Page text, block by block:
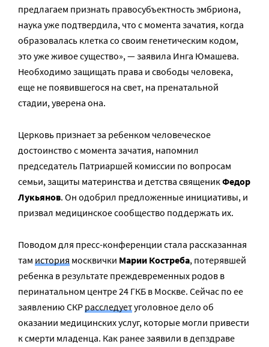
предлагаем признать правосубъектность эмбриона,
наука уже подтвердила, что с момента зачатия, когда
образовалась клетка со своим генетическим кодом,
это уже живое существо», — заявила Инга Юмашева.
Необходимо защищать права и свободы человека,
еще не появившегося на свет, на пренатальной
стадии, уверена она.
Церковь признает за ребенком человеческое
достоинство с момента зачатия, напомнил
председатель Патриаршей комиссии по вопросам
семьи, защиты материнства и детства священикФедор
Лукьянов. Он одобрил предложенные инициативы, и
призвал медицинское сообщество поддержать их.
Поводом для пресс-конференции стала рассказанная
там история москвички Марии Костреба, потерявшей
ребенка в результате преждевременных родов в
перинатальном центре 24 ГКБ в Москве. Сейчас по ее
заявлению СКРрасследуетуголовное дело об
оказании медицинских услуг, которые могли привести
к смерти младенца. Как ранее заявили в депздраве